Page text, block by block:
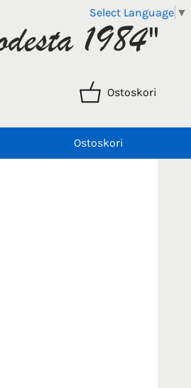
Select Language ▼
Ostoskori
Ostoskori